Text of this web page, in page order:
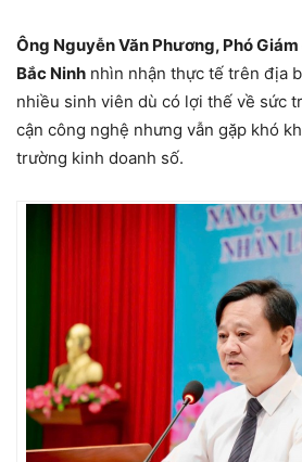
Ông Nguyễn Văn Phương, Phó
Bắc Ninh nhìn nhận thực tế trên địa
nhiều sinh viên dù có lợi thế về sức
cận công nghệ nhưng vẫn gặp khó
trường kinh doanh số.